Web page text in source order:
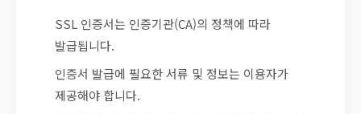
SSL 인증서는 인증기관(CA)의 정책에 따라
발급됩니다.
인증서 발급에 필요한 서류 및 정보는 이용자가
제공해야 합니다.